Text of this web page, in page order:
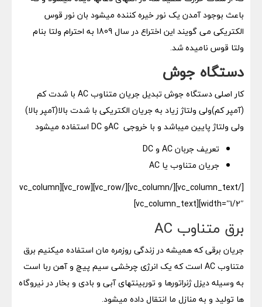
باعث بوجود آمدن یک نور خیره کننده میشود بان نور قوس
الکتریکی می گویند این اختراع در سال 1809 به احترام ولتا بنام
ولتا قوس نامیده شد.
دستگاه جوش
کار اصلی دستگاه جوش تبدیل جریان متناوب AC با شدت کم
(آمپر کم)ولی ولتاژ زیاد به جریان الکتریکی با شدت بالا(آمپر بالا)
ولی ولتاژ پایین میباشد و با خروجی ACو DC استفاده میشود
تعریف جربان AC و DC
جریان متناوب یا AC
[/vc_column_text][/vc_column][/vc_row][vc_row][vc_column
width=”1/2″][vc_column_text]
برق متناوب AC
جریان برقی که همیشه در زندگی روزمره مان استفاده میکنیم برق
متناوب AC است که یک انرژی چرخشی سیم پیچ و آهن ربا است
به وسیله دیزل ژنراتورها و توربینتهای آبی و بادی و بخار در نیروگاه
ها تولید و به منازل ما انتقال داده میشود.